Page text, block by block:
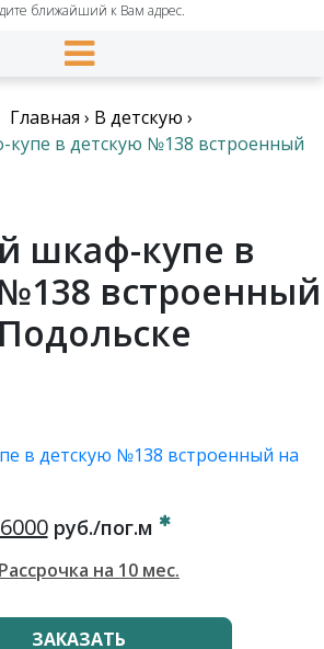
ближайший к Вам адрес.
Главная › В детскую ›
в детскую №138 встроенный
шкаф-купе в
встроенный
руб./пог.м
Рассрочка на 10 мес.
ЗАКАЗАТЬ